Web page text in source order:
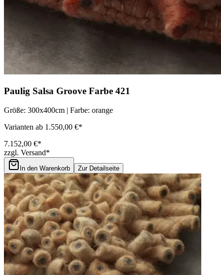
Paulig Salsa Groove Farbe 421
Größe: 300x400cm | Farbe: orange
Varianten ab 1.550,00 €*
7.152,00 €*
zzgl. Versand*
In den Warenkorb Zur Detailseite